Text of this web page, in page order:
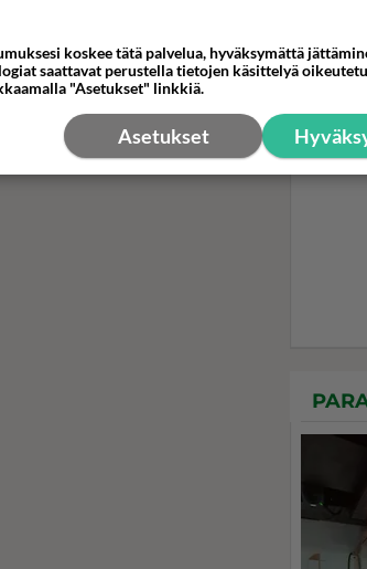
koskee tätä palvelua, hyväksymättä
saattavat perustella tietojen käsittelyä
"Asetukset" linkkiä.
Asetukset